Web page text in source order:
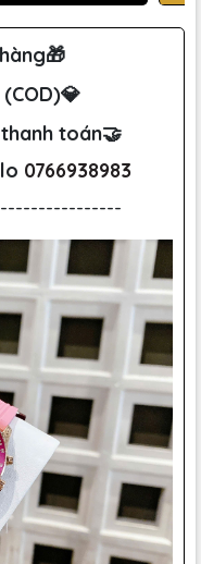
toán🤝
0766938983